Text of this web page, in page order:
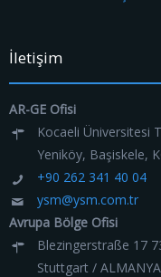
İletişim
AR-GE Ofisi
Kocaeli Üniversitesi
Yeniköy, Başiskele,
+90 262 341 40 04
ysm@ysm.com.tr
Avrupa Bölge Ofisi
Blezingerstraße 17
Stuttgart / ALMANYA